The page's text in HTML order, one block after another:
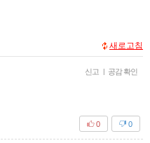
새로고침
신고 | 공감 확인
0
0